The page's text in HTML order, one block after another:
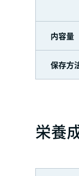
内容量
保存方
栄養